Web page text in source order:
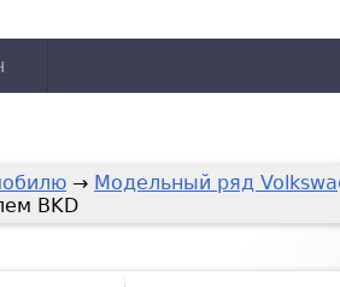
→ Модельный ряд
BKD